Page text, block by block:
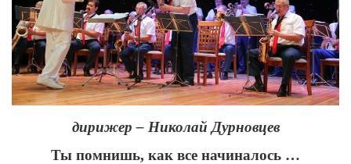
дирижер – Николай Дурновцев
Ты помнишь, как все начиналось …